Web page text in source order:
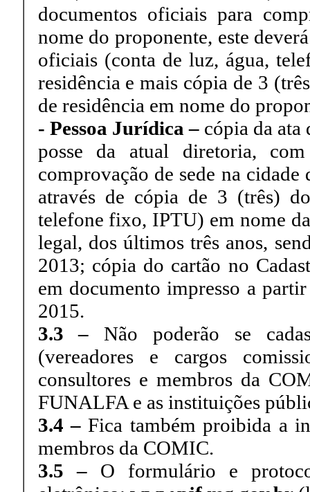
documentos oficiais para
nome do proponente, este
oficiais (conta de luz, água,
residência e mais cópia de 3
de residência em nome do
- Pessoa Jurídica –cópia da ata
posse da atual diretoria,
comprovação de sede na
através de cópia de 3 (três)
telefone fixo, IPTU) em nome
legal, dos últimos três anos,
2013; cópia do cartão no
em documento impresso a
2015.
3.3 – Não poderão se
(vereadores e cargos
consultores e membros da
FUNALFA e as instituições
3.4 –Fica também proibida a
membros da COMIC.
3.5 – O formulário e